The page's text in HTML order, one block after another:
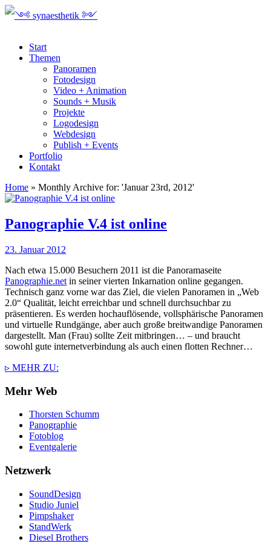
Start
Themen
Panoramen
Fotodesign
Video + Animation
Sounds + Musik
Projekte
Logodesign
Webdesign
Publish + Events
Portfolio
Kontakt
Home » Monthly Archive for: 'Januar 23rd, 2012'
Panographie V.4 ist online
23. Januar 2012
Nach etwa 15.000 Besuchern 2011 ist die Panoramaseite
Panographie.net in seiner vierten Inkarnation online gegangen.
Technisch ganz vorne war das Ziel, die vielen Panoramen in „Web
2.0“ Qualität, leicht erreichbar und schnell durchsuchbar zu
präsentieren. Es werden hochauflösende, vollsphärische Panoramen
und virtuelle Rundgänge, aber auch große breitwandige Panoramen
dargestellt. Man (Frau) sollte Zeit mitbringen… – und braucht
sowohl gute internetverbindung als auch einen flotten Rechner…
▹ MEHR ZU:
Mehr Web
Thorsten Schumm
Panographie
Fotoblog
Eventgalerie
Netzwerk
SoundDesign
Studio Juniel
Pimpshaker
StandWerk
Diesel Brothers